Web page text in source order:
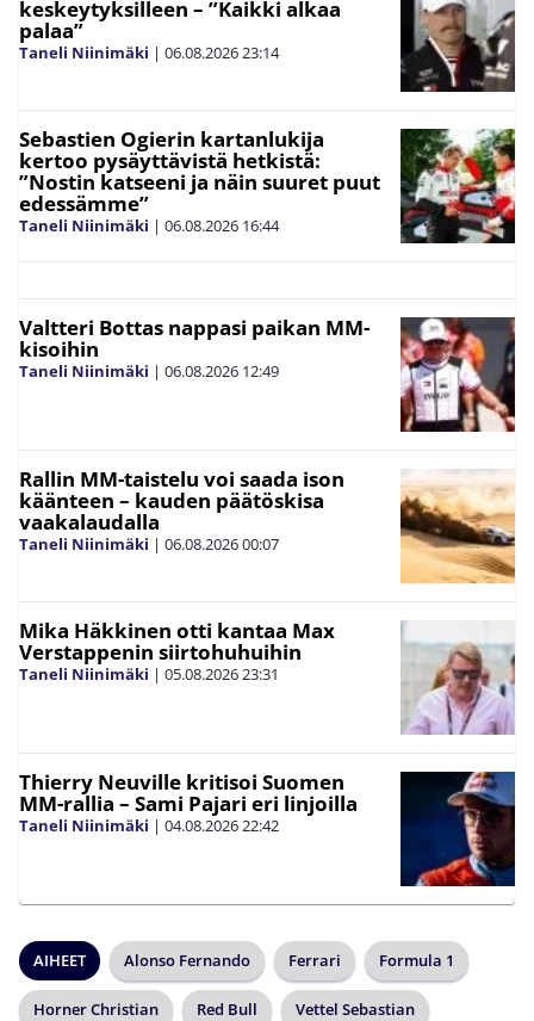
keskeytyksilleen – ”Kaikki alkaa
palaa”
Taneli Niinimäki | 06.08.202623:14
Sebastien Ogierin kartanlukija
kertoo pysäyttävistä hetkistä:
”Nostin katseeni ja näin suuret puut
edessämme”
Taneli Niinimäki | 06.08.2026 16:44
Valtteri Bottas nappasi paikan MM-
kisoihin
Taneli Niinimäki | 06.08.2026 12:49
Rallin MM-taistelu voi saada ison
käänteen – kauden päätöskisa
vaakalaudalla
Taneli Niinimäki | 06.08.202600:07
Mika Häkkinen otti kantaa Max
Verstappenin siirtohuhuihin
Taneli Niinimäki | 05.08.202623:31
Thierry Neuville kritisoi Suomen
MM-rallia – Sami Pajari eri linjoilla
Taneli Niinimäki | 04.08.202622:42
AIHEET Alonso Fernando Ferrari Formula 1
Horner Christian Red Bull Vettel Sebastian